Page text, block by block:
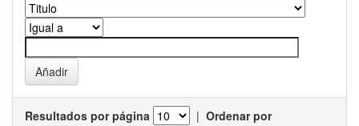
Resultados por página | Ordenar por